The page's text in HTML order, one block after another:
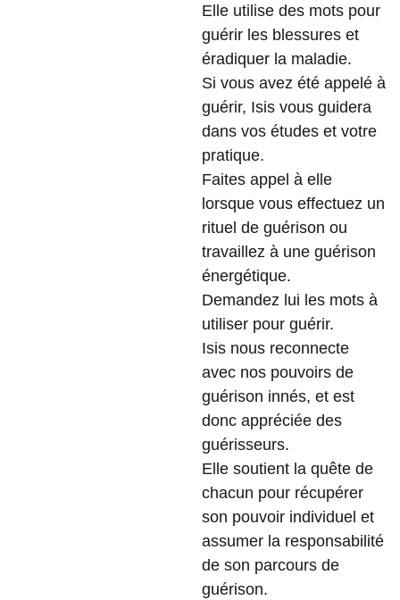
Elle utilise des mots pour
guérir les blessures et
éradiquer la maladie.
Si vous avez été appelé à
guérir, Isis vous guidera
dans vos études et votre
pratique.
Faites appel à elle
lorsque vous effectuez un
rituel de guérison ou
travaillez à une guérison
énergétique.
Demandez lui les mots à
utiliser pour guérir.
Isis nous reconnecte
avec nos pouvoirs de
guérison innés, et est
donc appréciée des
guérisseurs.
Elle soutient la quête de
chacun pour récupérer
son pouvoir individuel et
assumer la responsabilité
de son parcours de
guérison.